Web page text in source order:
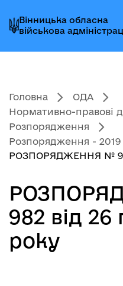
до
головного
меню
до
головного
вмісту
до
головного
колонтитула
Вінницька обласна
військова
Головна
ОДА
Нормативно-правові
Розпорядження
Розпорядження - 2019
РОЗПОРЯДЖЕННЯ №
982 від 26
року